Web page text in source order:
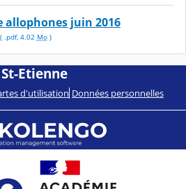
allophones juin 2016
.pdf, 4.02 Mo)
Etienne
d'utilisation Données personnelles